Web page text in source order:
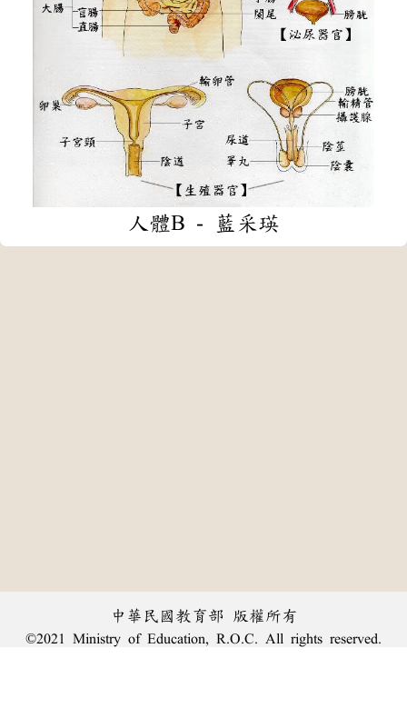
人體B - 藍采瑛
中華民國教育部 版權所有
©2021 Ministry of Education, R.O.C. All rights reserved.